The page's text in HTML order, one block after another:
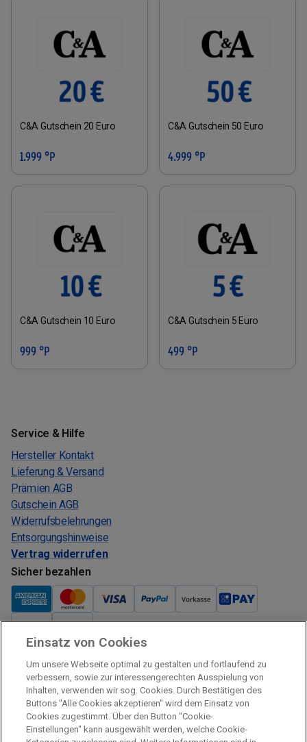
C&A Gutschein 20 Euro
1.999 °P
C&A Gutschein 50 Euro
4.999 °P
C&A Gutschein 10 Euro
999 °P
C&A Gutschein 5 Euro
499 °P
Service & Hilfe
Hersteller Kontakt
Lieferung & Versand
Prämien AGB
Gutschein AGB
Widerrufsbelehrungen
Entsorgungshinweise
Vertrag widerrufen
Sicher bezahlen
Verkauf und Versand
Kostenloser Versand:
Verkauf und Versand durch:
Verkauf Gutscheine durch:
Sicher einkaufen
Einsatz von Cookies
Um unsere Webseite optimal zu gestalten und fortlaufend zu
verbessern, sowie zur interessengerechten Ausspielung von
Inhalten, verwenden wir sog. Cookies. Durch Bestätigen des
Buttons "Alle Cookies akzeptieren" wird dem Einsatz von
Cookies zugestimmt. Über den Button "Cookie-
Einstellungen" kann ausgewählt werden, welche Cookie-